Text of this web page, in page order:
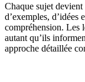
Chaque sujet devient
d’exemples, d’idées
compréhension. Les
autant qu’ils
approche détaillée